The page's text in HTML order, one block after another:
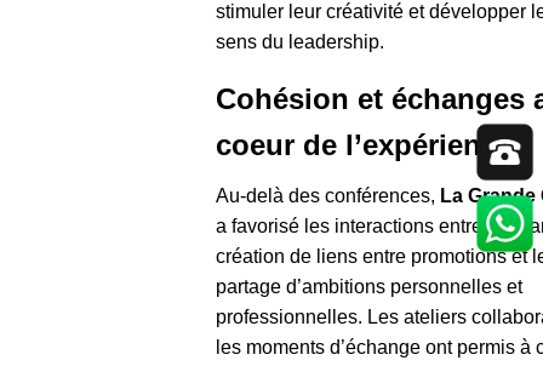
stimuler leur créativité et développer
sens du leadership.
Cohésion et échanges
coeur de l’expérience
Au-delà des conférences, La Grande
a favorisé les interactions entre
création de liens entre promotions et
partage d’ambitions personnelles et
professionnelles. Les ateliers
les moments d’échange ont permis à